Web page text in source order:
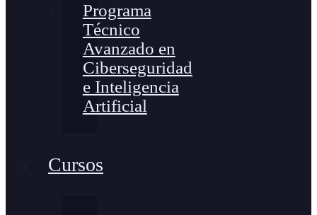
Programa
Técnico
Avanzado en
Ciberseguridad
e Inteligencia
Artificial
Cursos